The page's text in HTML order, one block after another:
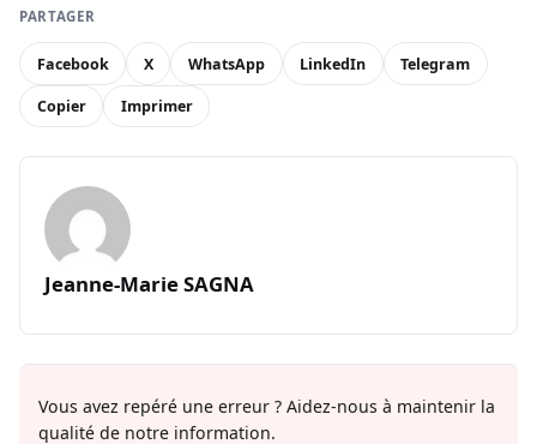
PARTAGER
Facebook X WhatsApp LinkedIn Telegram
Copier Imprimer
Jeanne-Marie SAGNA
Vous avez repéré une erreur ? Aidez-nous à maintenir la
qualité de notre information.